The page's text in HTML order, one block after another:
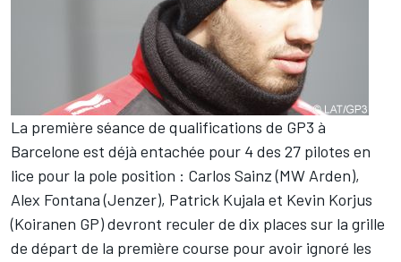
La première séance de qualifications de GP3 à
Barcelone est déjà entachée pour 4 des 27 pilotes en
lice pour la pole position : Carlos Sainz (MW Arden),
Alex Fontana (Jenzer), Patrick Kujala et Kevin Korjus
(Koiranen GP) devront reculer de dix places sur la grille
de départ de la première course pour avoir ignoré les